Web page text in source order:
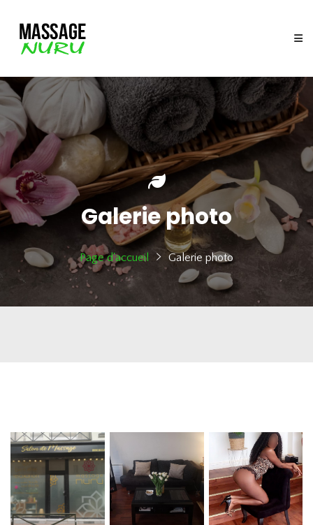
Galerie photo
Page d'accueil Galerie photo